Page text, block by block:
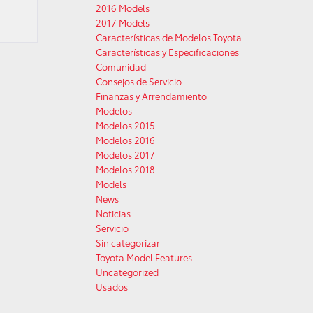
2016 Models
2017 Models
Características de Modelos Toyota
Características y Especificaciones
Comunidad
Consejos de Servicio
Finanzas y Arrendamiento
Modelos
Modelos 2015
Modelos 2016
Modelos 2017
Modelos 2018
Models
News
Noticias
Servicio
Sin categorizar
Toyota Model Features
Uncategorized
Usados